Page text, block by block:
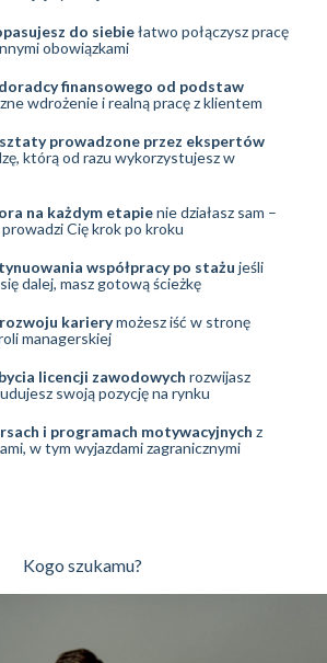
do siebiełatwo połączysz pracę
obowiązkami
finansowego od podstaw
wdrożenie i realną pracę z klientem
prowadzone przez ekspertów
którą od razu wykorzystujesz w
na każdym etapienie działasz sam –
Cię krok po kroku
współpracy po stażu jeśli
dalej, masz gotową ścieżkę
karierymożesz iść w stronę
managerskiej
licencji zawodowych rozwijasz
swoją pozycję na rynku
i programach motywacyjnych z
w tym wyjazdami zagranicznymi
Kogo szukamu?